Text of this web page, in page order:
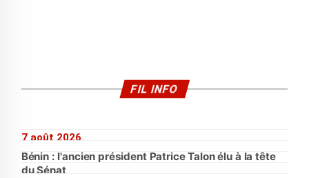
FIL INFO
7 août 2026
Bénin : l'ancien président Patrice Talon élu à la tête
du Sénat